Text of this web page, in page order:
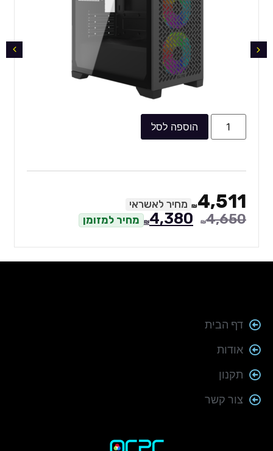
הוספה לסל
₪4,511 מחיר לאשראי
₪4,650
₪4,380 מחיר למזומן
דף הבית
אודות
תקנון
צור קשר